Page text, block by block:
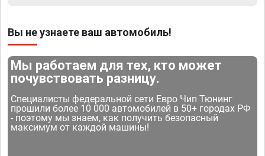
Вы не узнаете ваш автомобиль!
Мы работаем для тех, кто может
почувствовать разницу.
Специалисты федеральной сети Евро Чип Тюнинг
прошили более 10 000 автомобилей в 50+ городах РФ
- поэтому мы знаем, как получить безопасный
максимум от каждой машины!